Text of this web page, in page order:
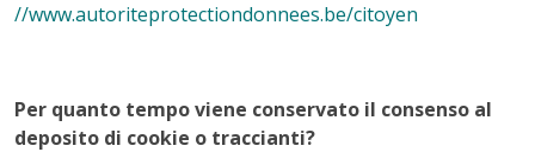
//www.autoriteprotectiondonnees.be/citoyen
Per quanto tempo viene conservato il consenso al
deposito di cookie o traccianti?